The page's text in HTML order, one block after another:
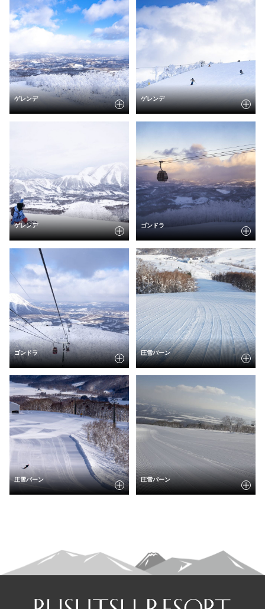
ゲレンデ ゲレンデ
ゲレンデ ゴンドラ
ゴンドラ 圧雪バーン
圧雪バーン 圧雪バーン